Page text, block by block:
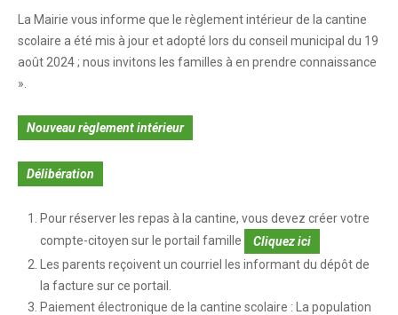
Petite Enfance 0-3 ans
Liste des assistantes maternelles
Temps périscolaire
Restauration scolaire
Education
L'enseignement élémentaire
La Mairie vous informe que le règlement intérieur de la cantine
scolaire a été mis à jour et adopté lors du conseil municipal du 19
août 2024 ; nous invitons les familles à en prendre connaissance
».
Nouveau règlement intérieur
Délibération
Pour réserver les repas à la cantine, vous devez créer votre
compte-citoyen sur le portail famille
Cliquez ici
Les parents reçoivent un courriel les informant du dépôt de
la facture sur ce portail.
Paiement électronique de la cantine scolaire : La population